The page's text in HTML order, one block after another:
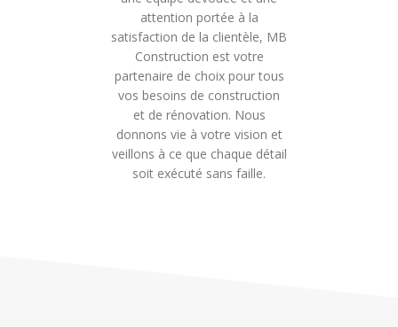
attention portée à la
satisfaction de la clientèle, MB
Construction est votre
partenaire de choix pour tous
vos besoins de construction
et de rénovation. Nous
donnons vie à votre vision et
veillons à ce que chaque détail
soit exécuté sans faille.